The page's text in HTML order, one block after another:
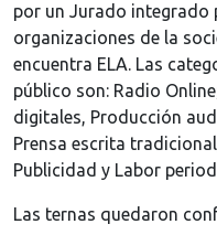
por un Jurado integrado
organizaciones de la
encuentra ELA. Las
público son: Radio
digitales, Producción
Prensa escrita
Publicidad y Labor
Las ternas quedaron